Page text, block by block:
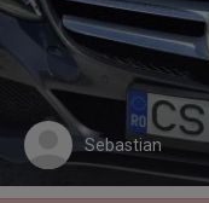
Sebastian